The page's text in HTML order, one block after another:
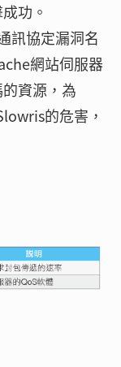
功。
訊協定漏洞名
網站伺服器
資源，為
的危害，